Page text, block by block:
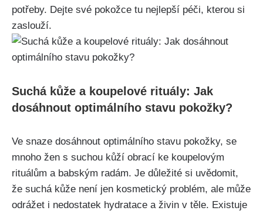
potřeby. Dejte své pokožce tu‌ nejlepší péči, kterou si
zaslouží.
Suchá kůže ‌a koupelové​ rituály: Jak⁢
dosáhnout⁢ optimálního stavu pokožky?
Ve snaze dosáhnout optimálního stavu pokožky, se
mnoho žen ⁤s suchou kůží obrací ke koupelovým
rituálům a babským ⁣radám. Je důležité si uvědomit,
že suchá kůže ⁣není ‍jen kosmetický problém, ale může
odrážet i ⁣nedostatek hydratace a živin v těle. Existuje